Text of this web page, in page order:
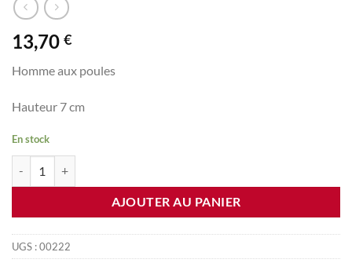
13,70 €
Homme aux poules
Hauteur 7 cm
En stock
AJOUTER AU PANIER
UGS :00222